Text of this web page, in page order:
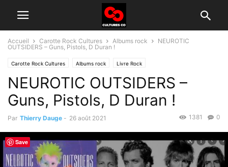
Accueil Carotte Rock Cultures Albums rock
NEUROTIC
OUTSIDERS – Guns, Pistols, D Duran !
Carotte Rock Cultures Albums rock Livre Rock
NEUROTIC OUTSIDERS –
Guns, Pistols, D Duran !
Par Thierry Dauge - 26 août 2021 0
1381
Save